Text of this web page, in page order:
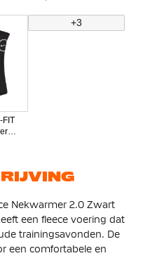
FIT
+3
Nekwarmer 2.0 Zwart
een fleece voering dat
trainingsavonden. De
een comfortabele en